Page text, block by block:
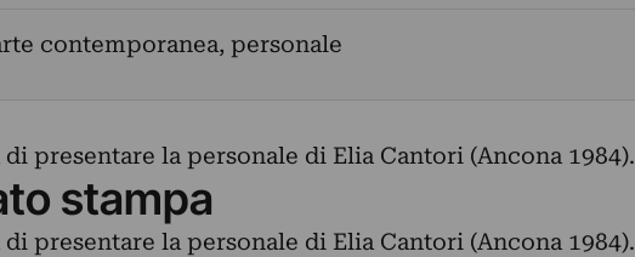
contemporanea, personale
di presentare la personale di Elia Cantori (Ancona 1984).
stampa
di presentare la personale di Elia Cantori (Ancona 1984).